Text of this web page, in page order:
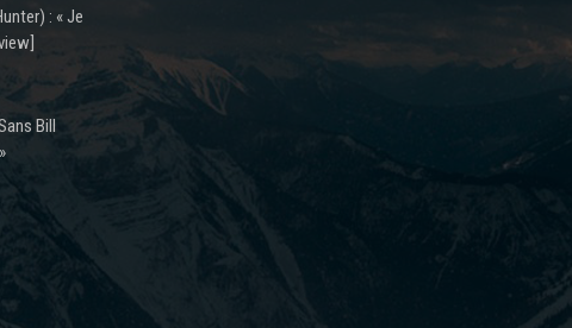
: « Je
Bill